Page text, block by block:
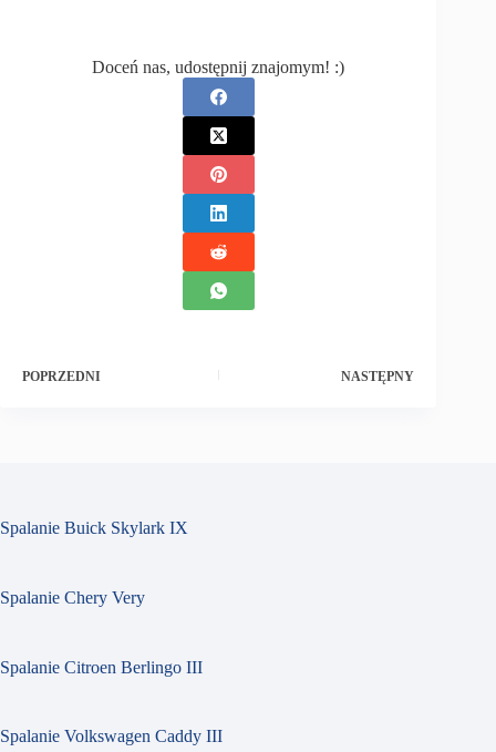
Doceń nas, udostępnij znajomym! :)
POPRZEDNI NASTĘPNY
Spalanie Buick Skylark IX
Spalanie Chery Very
Spalanie Citroen Berlingo III
Spalanie Volkswagen Caddy III